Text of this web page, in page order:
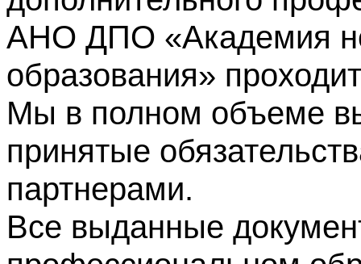
АНО ДПО «Академия
образования»
Мы в полном объеме
принятые
партнерами.
Все выданные